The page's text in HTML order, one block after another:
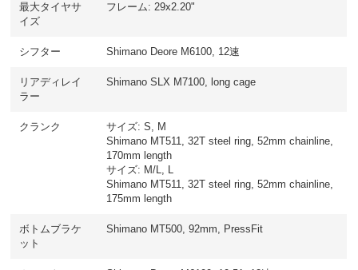
最大タイヤサ
イズ
フレーム: 29x2.20"
シフター Shimano Deore M6100, 12速
リアディレイ
ラー
Shimano SLX M7100, long cage
クランク
サイズ: S, M
Shimano MT511, 32T steel ring, 52mm chainline,
170mm length
サイズ: M/L, L
Shimano MT511, 32T steel ring, 52mm chainline,
175mm length
ボトムブラケ
ット
Shimano MT500, 92mm, PressFit